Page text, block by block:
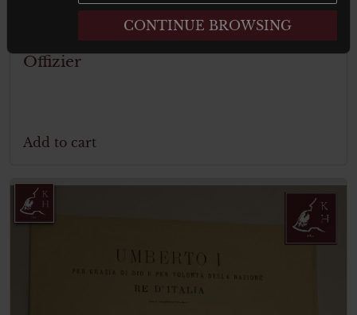
€19.00 Tax. included
Military photo cabinet – Zaristische
Offizier
Add to cart
CONTINUE BROWSING